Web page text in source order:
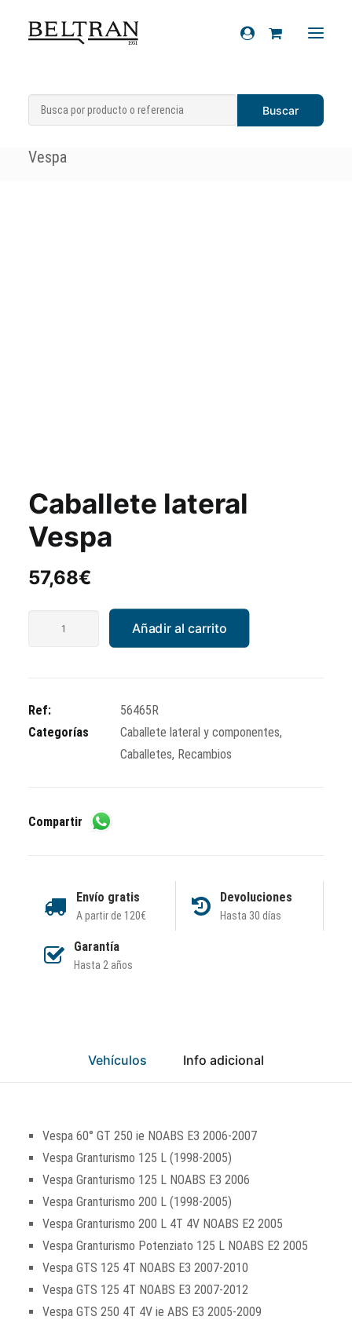
Recambios
Cascos
Inicio Recambios » Caballetes
Caballete
lateral y componentes»Caballete lateral
Vespa
Caballete lateral
Vespa
57,68€
Añadir al carrito
Ref:
56465R
Categorías
Caballete lateral y componentes,
Caballetes, Recambios
Compartir
Envío gratis
A partir de 120€
Devoluciones
Hasta 30 días
Garantía
Hasta 2 años
Vehículos Info adicional
Vespa 60° GT 250 ie NOABS E3 2006-2007
Vespa Granturismo 125 L (1998-2005)
Vespa Granturismo 125 L NOABS E3 2006
Vespa Granturismo 200 L (1998-2005)
Vespa Granturismo 200 L 4T 4V NOABS E2 2005
Vespa Granturismo Potenziato 125 L NOABS E2 2005
Vespa GTS 125 4T NOABS E3 2007-2010
Vespa GTS 125 4T NOABS E3 2007-2012
Vespa GTS 250 4T 4V ie ABS E3 2005-2009